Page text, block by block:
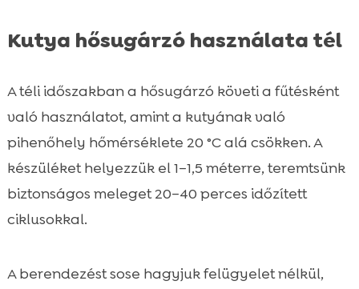
Kutya hősugárzó használata tél
A téli időszakban a hősugárzó követi a fűtésként
való használatot, amint a kutyának való
pihenőhely hőmérséklete 20 °C alá csökken. A
készüléket helyezzük el 1–1,5 méterre, teremtsünk
biztonságos meleget 20–40 perces időzített
ciklusokkal.
A berendezést sose hagyjuk felügyelet nélkül,